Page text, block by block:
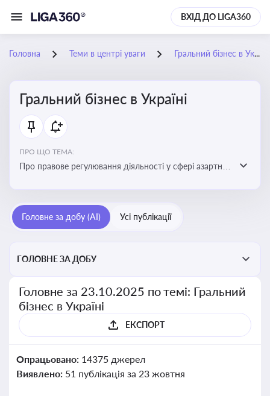
ВХІД ДО LIGA360
Головна Теми в центрі уваги Гральний бізнес в Україні
Гральний бізнес в Україні
ПРО ЩО ТЕМА:
Про правове регулювання діяльності у сфері азартних
реальні кейси
Головне за добу (AI) Усі публікації
ГОЛОВНЕ ЗА ДОБУ
Головне за 23.10.2025 по темі: Гральний
бізнес в Україні
ЕКСПОРТ
Опрацьовано: 14375 джерел
Виявлено: 51 публікація за 23 жовтня